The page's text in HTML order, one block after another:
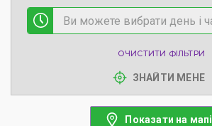
ОЧИСТИТИ ФІЛЬТРИ
ЗНАЙТИ МЕНЕ
Показати на мапі